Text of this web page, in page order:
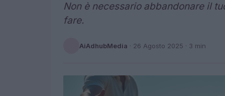
Non è necessario abbandonare il
fare.
AiAdhubMedia · 26 Agosto 2025 · 3 min